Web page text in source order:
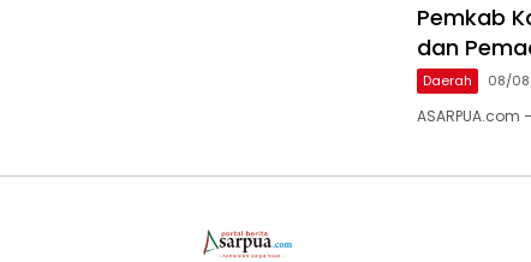
Pemkab
dan
Daerah 08/